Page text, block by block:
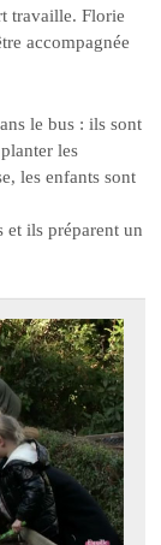
travaille. Florie
accompagnée
le bus : ils sont
les
les enfants sont
et ils préparent un